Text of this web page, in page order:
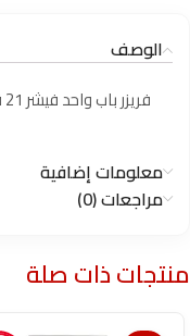
الوصف
فريزر باب واحد فيشر 21 قدم نوفروست – انفرتر – فضى
معلومات إضافية
مراجعات (0)
منتجات ذات صلة